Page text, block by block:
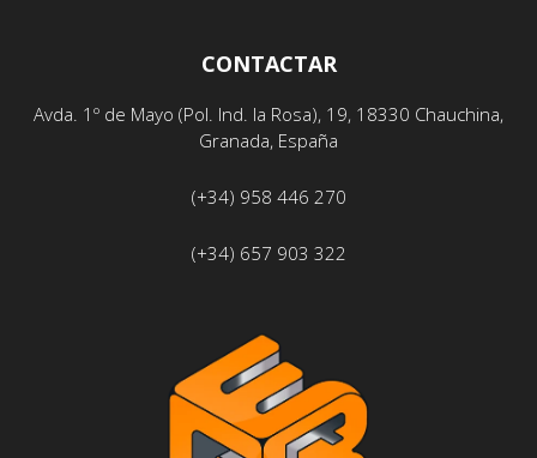
CONTACTAR
Avda. 1º de Mayo (Pol. Ind. la Rosa), 19, 18330 Chauchina,
Granada, España
(+34) 958 446 270
(+34) 657 903 322